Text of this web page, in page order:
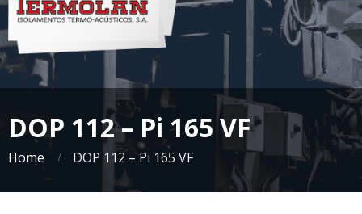
DOP 112 – Pi 165 VF
Home DOP 112 – Pi 165 VF